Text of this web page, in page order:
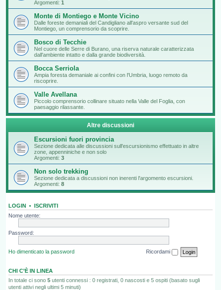
Argomenti: 1
Monte di Montiego e Monte Vicino
Dalle foreste demaniali del Candigliano all'aspro versante sud del
Montiego, un comprensorio da scoprire.
Bosco di Tecchie
Nel cuore delle Serre di Burano, una riserva naturale caratterizzata
dall'ambiente intatto e dalla grande biodiversità.
Bocca Serriola
Ampia foresta demaniale ai confini con l'Umbria, luogo remoto da
riscoprire.
Valle Avellana
Piccolo comprensorio collinare situato nella Valle del Foglia, con
paesaggio rilassante.
Altre discussioni
Escursioni fuori provincia
Sezione dedicata alle discussioni sull'escursionismo effettuato in altre
zone, appenniniche e non solo
Argomenti: 3
Non solo trekking
Sezione dedicata a discussioni non inerenti l'argomento escursioni.
Argomenti: 8
LOGIN •
ISCRIVITI
Nome utente:
Password:
Ho dimenticato la password Ricordami
CHI C’È IN LINEA
In totale ci sono 5 utenti connessi : 0 registrati, 0 nascosti e 5 ospiti (basato sugli
utenti attivi negli ultimi 5 minuti)